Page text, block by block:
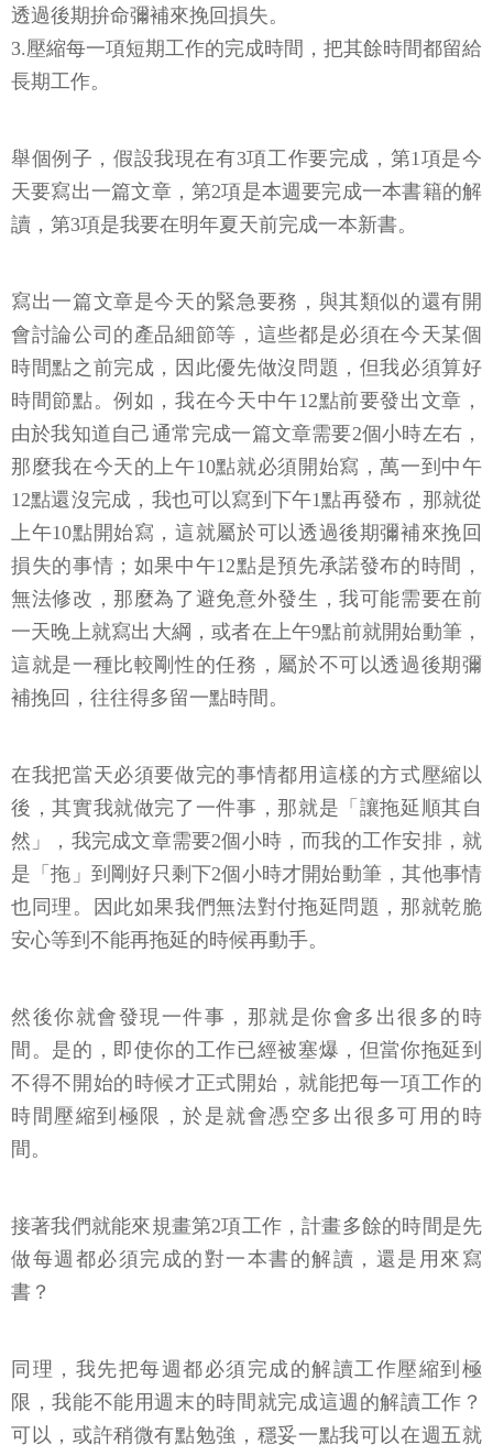
透過後期拚命彌補來挽回損失。
3.壓縮每一項短期工作的完成時間，把其餘時間都留給
長期工作。
舉個例子，假設我現在有3項工作要完成，第1項是今
天要寫出一篇文章，第2項是本週要完成一本書籍的解
讀，第3項是我要在明年夏天前完成一本新書。
寫出一篇文章是今天的緊急要務，與其類似的還有開
會討論公司的產品細節等，這些都是必須在今天某個
時間點之前完成，因此優先做沒問題，但我必須算好
時間節點。例如，我在今天中午12點前要發出文章，
由於我知道自己通常完成一篇文章需要2個小時左右，
那麼我在今天的上午10點就必須開始寫，萬一到中午
12點還沒完成，我也可以寫到下午1點再發布，那就從
上午10點開始寫，這就屬於可以透過後期彌補來挽回
損失的事情；如果中午12點是預先承諾發布的時間，
無法修改，那麼為了避免意外發生，我可能需要在前
一天晚上就寫出大綱，或者在上午9點前就開始動筆，
這就是一種比較剛性的任務，屬於不可以透過後期彌
補挽回，往往得多留一點時間。
在我把當天必須要做完的事情都用這樣的方式壓縮以
後，其實我就做完了一件事，那就是「讓拖延順其自
然」，我完成文章需要2個小時，而我的工作安排，就
是「拖」到剛好只剩下2個小時才開始動筆，其他事情
也同理。因此如果我們無法對付拖延問題，那就乾脆
安心等到不能再拖延的時候再動手。
然後你就會發現一件事，那就是你會多出很多的時
間。是的，即使你的工作已經被塞爆，但當你拖延到
不得不開始的時候才正式開始，就能把每一項工作的
時間壓縮到極限，於是就會憑空多出很多可用的時
間。
接著我們就能來規畫第2項工作，計畫多餘的時間是先
做每週都必須完成的對一本書的解讀，還是用來寫
書？
同理，我先把每週都必須完成的解讀工作壓縮到極
限，我能不能用週末的時間就完成這週的解讀工作？
可以，或許稍微有點勉強，穩妥一點我可以在週五就